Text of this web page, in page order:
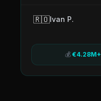
🇷🇴Ivan P.
💰 €4.28M+